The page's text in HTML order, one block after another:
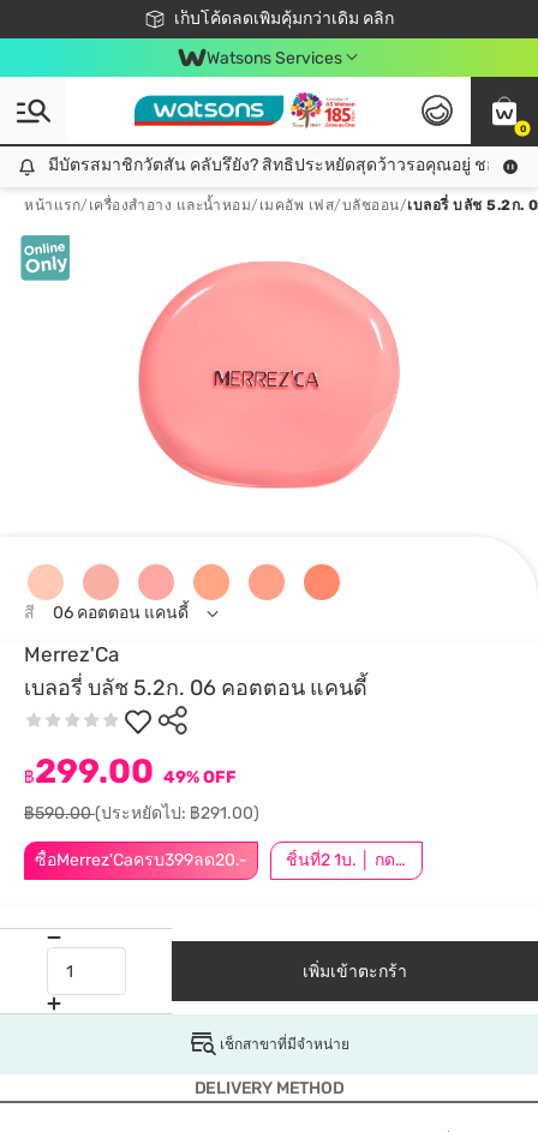
เก็บโค้ดลดเพิ่มคุ้มกว่าเดิม คลิก
ชอปออนไลน์ครั้งแรก ลดเพิ่มจุก ๆ 10%! 🎉
📦ส่งฟรี! เมื่อชอป 499฿
สมาชิกวัตสัน คลับดียังไง?
Watsons Services
0
มีบัตรสมาชิกวัตสัน คลับรึยัง? สิทธิประหยัดสุดว้าวรอคุณอยู่ ชอปคุ้มกว่าเดิม คลิก!
มีบัตรสมาชิกวัตสัน คลับรึยัง? สิทธิประหยัดสุดว้าวรอคุณอยู่ ชอปคุ้มก
หน้าแรก/ เครื่องสำอาง และน้ำหอม/ เมคอัพ เฟส/บลัชออน/เบลอรี่ บลัช 5.2ก.
Merrez'Ca
เบลอรี่ บลัช 5.2ก. 06 คอตตอน แคนดี้
ซื้อMerrez'Caครบ399ลด20.- ชิ้นที่2 1บ. │ กดสินค้า 2 ชิ้นเพื่อรับโปรโมชันนี้
฿299.00 49% OFF
฿590.00(ประหยัดไป: ฿291.00)
สี 06 คอตตอน แคนดี้
เพิ่มเข้าตะกร้า
เช็กสาขาที่มีจำหน่าย
DELIVERY METHOD